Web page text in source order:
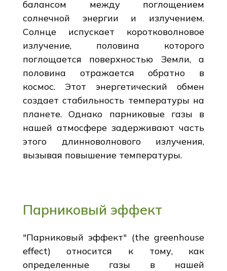
балансом между поглощением
солнечной энергии и излучением.
Солнце испускает коротковолновое
излучение, половина которого
поглощается поверхностью Земли, а
половина отражается обратно в
космос. Этот энергетический обмен
создает стабильность температуры на
планете. Однако парниковые газы в
нашей атмосфере задерживают часть
этого длинноволнового излучения,
вызывая повышение температуры.
Парниковый эффект
"Парниковый эффект" (the greenhouse
effect) относится к тому, как
определенные газы в нашей